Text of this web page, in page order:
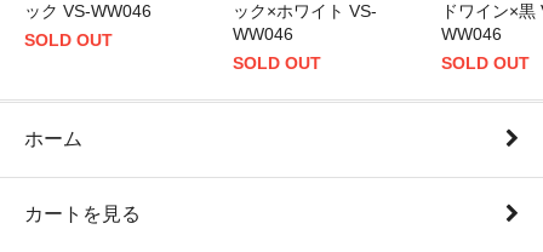
ック VS-WW046
SOLD OUT
ック×ホワイト VS-
WW046
SOLD OUT
ドワイン×黒
WW046
SOLD OUT
ホーム
カートを見る